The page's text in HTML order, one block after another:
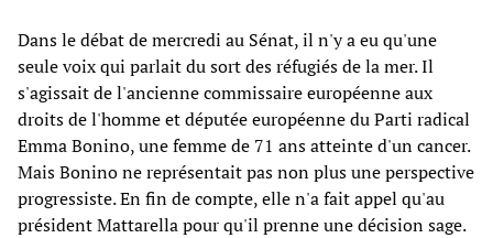
Dans le débat de mercredi au Sénat, il n'y a eu qu'une
seule voix qui parlait du sort des réfugiés de la mer. Il
s'agissait de l'ancienne commissaire européenne aux
droits de l'homme et députée européenne du Parti radical
Emma Bonino, une femme de 71 ans atteinte d'un cancer.
Mais Bonino ne représentait pas non plus une perspective
progressiste. En fin de compte, elle n'a fait appel qu'au
président Mattarella pour qu'il prenne une décision sage.